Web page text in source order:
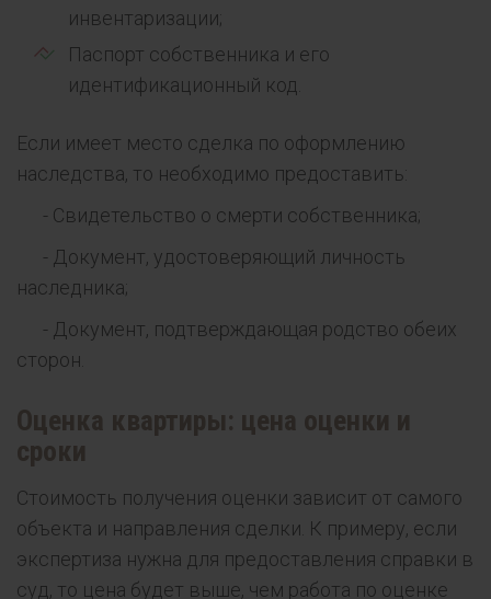
инвентаризации;
Паспорт собственника и его
идентификационный код.
Если имеет место сделка по оформлению
наследства, то необходимо предоставить:
- Свидетельство о смерти собственника;
- Документ, удостоверяющий личность
наследника;
- Документ, подтверждающая родство обеих
сторон.
Оценка квартиры: цена оценки и
сроки
Стоимость получения оценки зависит от самого
объекта и направления сделки. К примеру, если
экспертиза нужна для предоставления справки в
суд, то цена будет выше, чем работа по оценке